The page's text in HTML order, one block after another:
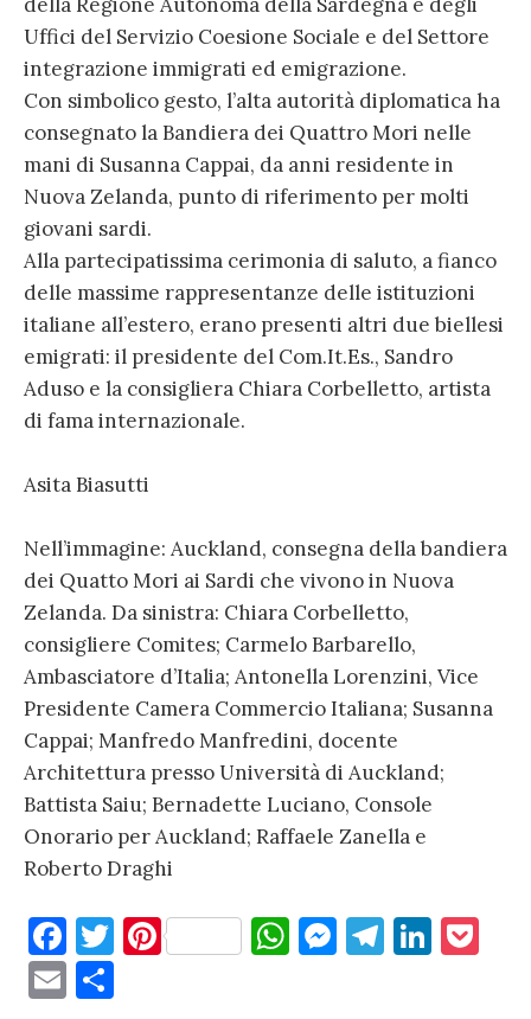
Uffici del Servizio Coesione Sociale e del Settore
integrazione immigrati ed emigrazione.
Con simbolico gesto, l’alta autorità diplomatica ha
consegnato la Bandiera dei Quattro Mori nelle
mani di Susanna Cappai, da anni residente in
Nuova Zelanda, punto di riferimento per molti
giovani sardi.
Alla partecipatissima cerimonia di saluto, a fianco
delle massime rappresentanze delle istituzioni
italiane all’estero, erano presenti altri due biellesi
emigrati: il presidente del Com.It.Es., Sandro
Aduso e la consigliera Chiara Corbelletto, artista
di fama internazionale.
Asita Biasutti
Nell’immagine: Auckland, consegna della bandiera
dei Quatto Mori ai Sardi che vivono in Nuova
Zelanda. Da sinistra: Chiara Corbelletto,
consigliere Comites; Carmelo Barbarello,
Ambasciatore d’Italia; Antonella Lorenzini, Vice
Presidente Camera Commercio Italiana; Susanna
Cappai; Manfredo Manfredini, docente
Architettura presso Università di Auckland;
Battista Saiu; Bernadette Luciano, Console
Onorario per Auckland; Raffaele Zanella e
Roberto Draghi
F
a
T Pi W M T Li
E